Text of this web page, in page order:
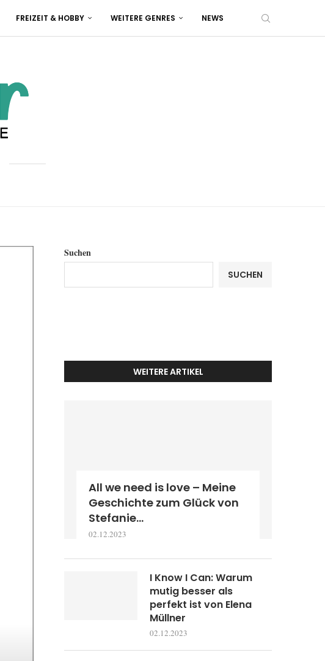
FREIZEIT & HOBBY WEITERE GENRES NEWS
Suchen
SUCHEN
WEITERE ARTIKEL
All we need is love – Meine
Geschichte zum Glück von
Stefanie...
02.12.2023
I Know I Can: Warum
mutig besser als
perfekt ist von Elena
Müllner
02.12.2023